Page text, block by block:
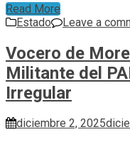
Read More
Estado
Leave a
Vocero de
Militante del
Irregular
diciembre 2, 2025